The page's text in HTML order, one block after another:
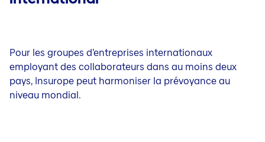
Indemnité journalière en cas de maladie
Gestion de la santé dans l’entreprise (GSE)
Assurance par convention
Investisseurs institutionnels
Pour les groupes d’entreprises internationaux
employant des collaborateurs dans au moins deux
pays, Insurope peut harmoniser la prévoyance au
niveau mondial.